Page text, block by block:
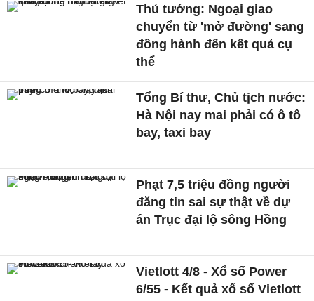
Thủ tướng: Ngoại giao
chuyển từ 'mở đường' sang
đồng hành đến kết quả cụ
thể
Tổng Bí thư, Chủ tịch nước:
Hà Nội nay mai phải có ô tô
bay, taxi bay
Phạt 7,5 triệu đồng người
đăng tin sai sự thật về dự
án Trục đại lộ sông Hồng
Vietlott 4/8 - Xổ số Power
6/55 - Kết quả xổ số Vietlott